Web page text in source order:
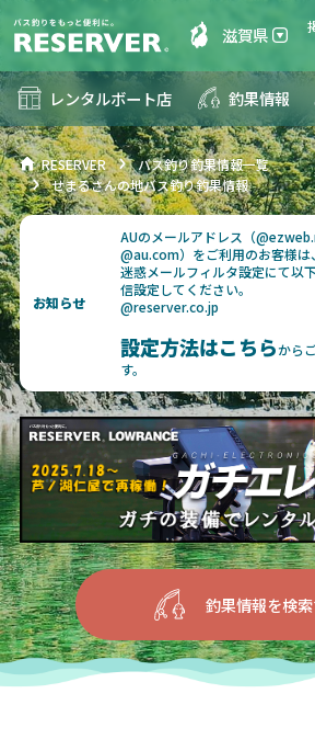
滋賀県
レンタルボート店 釣果情報
RESERVER
バス釣り釣果情報一覧
せまるさんの地バス釣り釣果情報
お知らせ
AUのメールアドレス（
@au.com）をご利用のお客様は、
迷惑メールフィルタ設定にて以
信設定してください。
@reserver.co.jp
設定方法はこちらから
す。
釣果情報を検